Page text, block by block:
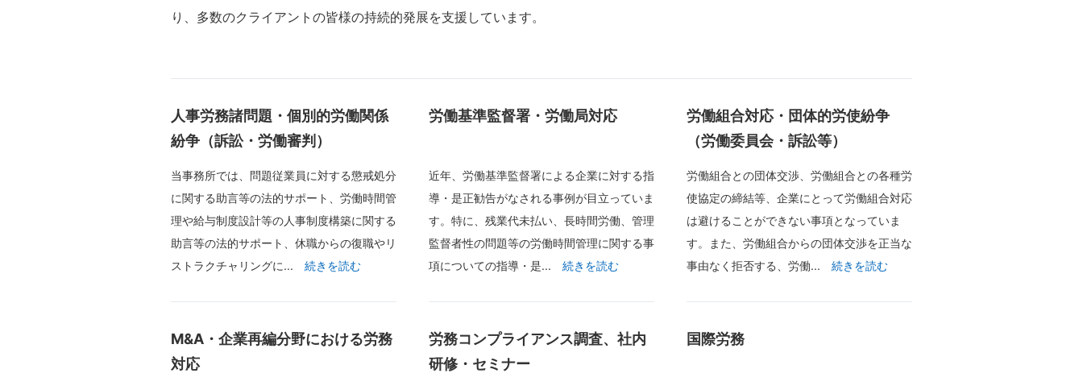
り、多数のクライアントの皆様の持続的発展を支援しています。
人事労務諸問題・個別的労働関係
紛争（訴訟・労働審判）
当事務所では、問題従業員に対する懲戒処分
に関する助言等の法的サポート、労働時間管
理や給与制度設計等の人事制度構築に関する
助言等の法的サポート、休職からの復職やリ
ストラクチャリングに...
労働基準監督署・労働局対応
近年、労働基準監督署による企業に対する指
導・是正勧告がなされる事例が目立っていま
す。特に、残業代未払い、長時間労働、管理
監督者性の問題等の労働時間管理に関する事
項についての指導・是...
労働組合対応・団体的労使紛争
（労働委員会・訴訟等）
労働組合との団体交渉、労働組合との各種労
使協定の締結等、企業にとって労働組合対応
は避けることができない事項となっていま
す。また、労働組合からの団体交渉を正当な
事由なく拒否する、労働...
M&A・企業再編分野における労務
対応
労務コンプライアンス調査、社内
研修・セミナー
国際労務